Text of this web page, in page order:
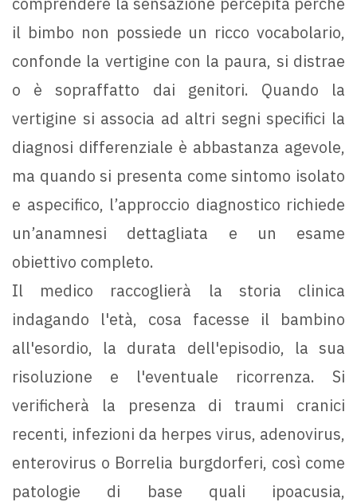
il bimbo non possiede un ricco vocabolario,
confonde la vertigine con la paura, si distrae
o è sopraffatto dai genitori. Quando la
vertigine si associa ad altri segni specifici la
diagnosi differenziale è abbastanza agevole,
ma quando si presenta come sintomo isolato
e aspecifico, l’approccio diagnostico richiede
un’anamnesi dettagliata e un esame
obiettivo completo.
Il medico raccoglierà la storia clinica
indagando l'età, cosa facesse il bambino
all'esordio, la durata dell'episodio, la sua
risoluzione e l'eventuale ricorrenza. Si
verificherà la presenza di traumi cranici
recenti, infezioni da herpes virus, adenovirus,
enterovirus o Borrelia burgdorferi, così come
patologie di base quali ipoacusia,